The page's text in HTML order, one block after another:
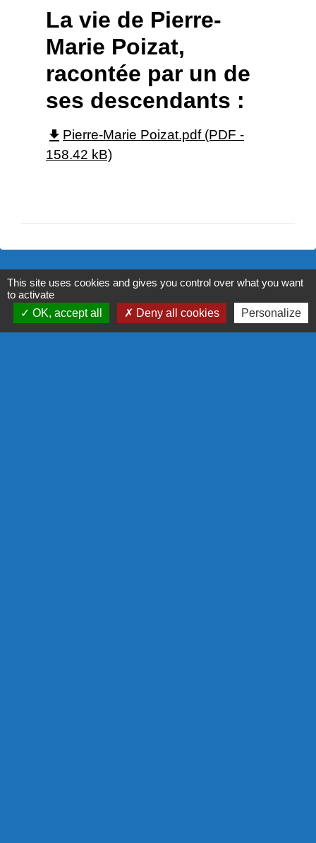
La vie de Pierre-
Marie Poizat,
racontée par un de
ses descendants :
file_download Pierre-Marie Poizat.pdf (PDF -
158.42 kB)
Contact
Commune de Thizy les Bourgs
This site uses cookies and gives you control over what you want
to activate
OK, accept all
Deny all cookies Personalize